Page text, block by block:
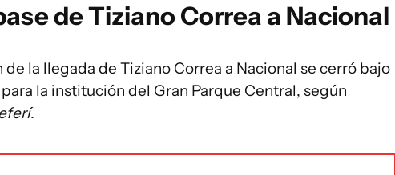
de Tiziano Correa a Nacional
la llegada de Tiziano Correa a Nacional se cerró bajo
la institución del Gran Parque Central, según
.